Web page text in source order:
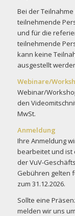
Bei der
teilnehmende
und für die
teilnehmende
kann keine
ausgestellt
Webinare/
Webinar/
den
MwSt.
Anmeldung
Ihre Anmeldung
bearbeitet und ist
der VuV-
Gebühren gelten
zum 31.12.2026.
Sollte eine
melden wir uns